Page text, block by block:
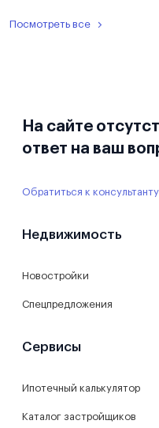
Посмотреть все
На сайте
ответ на ваш
Обратиться к консультанту
Недвижимость
Новостройки
Спецпредложения
Сервисы
Ипотечный калькулятор
Каталог застройщиков